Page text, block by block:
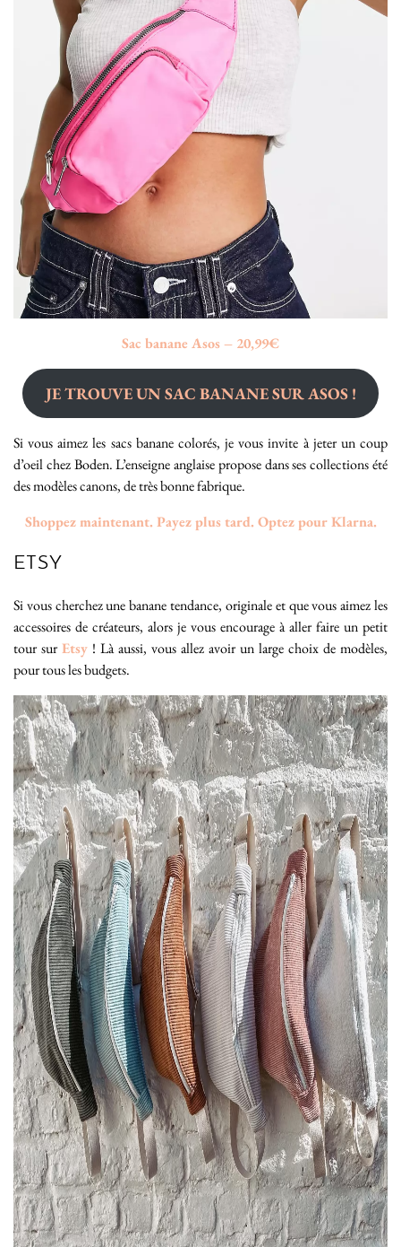
Sac banane Asos – 20,99€
JE TROUVE UN SAC BANANE SUR ASOS !
Si vous aimez les sacs banane colorés, je vous invite à jeter un coup
d’oeil chez Boden. L’enseigne anglaise propose dans ses collections été
des modèles canons, de très bonne fabrique.
Shoppez maintenant. Payez plus tard. Optez pour Klarna.
ETSY
Si vous cherchez une banane tendance, originale et que vous aimez les
accessoires de créateurs, alors je vous encourage à aller faire un petit
tour sur Etsy ! Là aussi, vous allez avoir un large choix de modèles,
pour tous les budgets.